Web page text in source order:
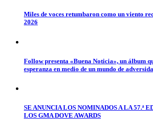
Miles de voces retumbaron como un viento
2026
Follow presenta «Buena Noticia», un álbum
esperanza en medio de un mundo de
SE ANUNCIA LOS NOMINADOS A LA 57.ª
LOS GMA DOVE AWARDS